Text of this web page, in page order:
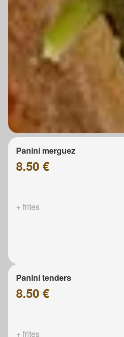
Panini merguez
8.50 €
+ frites
Panini tenders
8.50 €
+ frites